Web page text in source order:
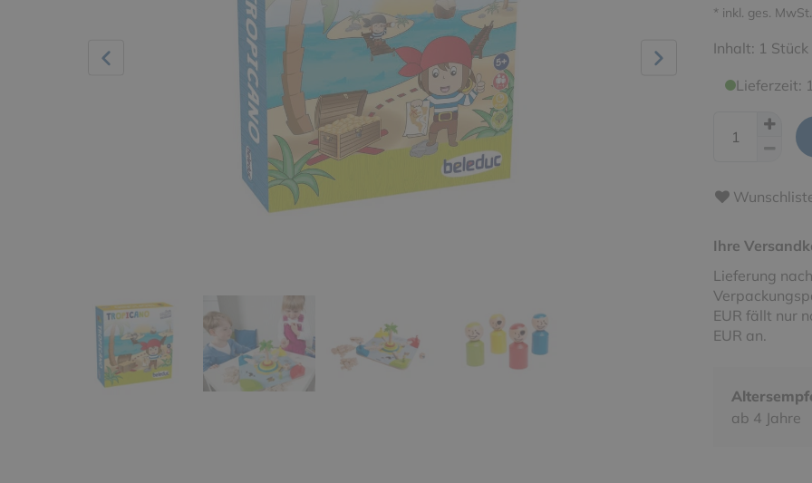
* inkl. ges.
Inhalt: 1 Stück
Lieferzeit:
Ihre
Lieferung
EUR fällt nur
EUR an.
ab 4 Jahre